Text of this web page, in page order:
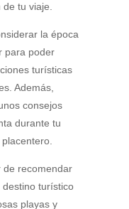
tu viaje.
la época
para poder
turísticas
Además,
consejos
durante tu
de recomendar
turístico
playas y